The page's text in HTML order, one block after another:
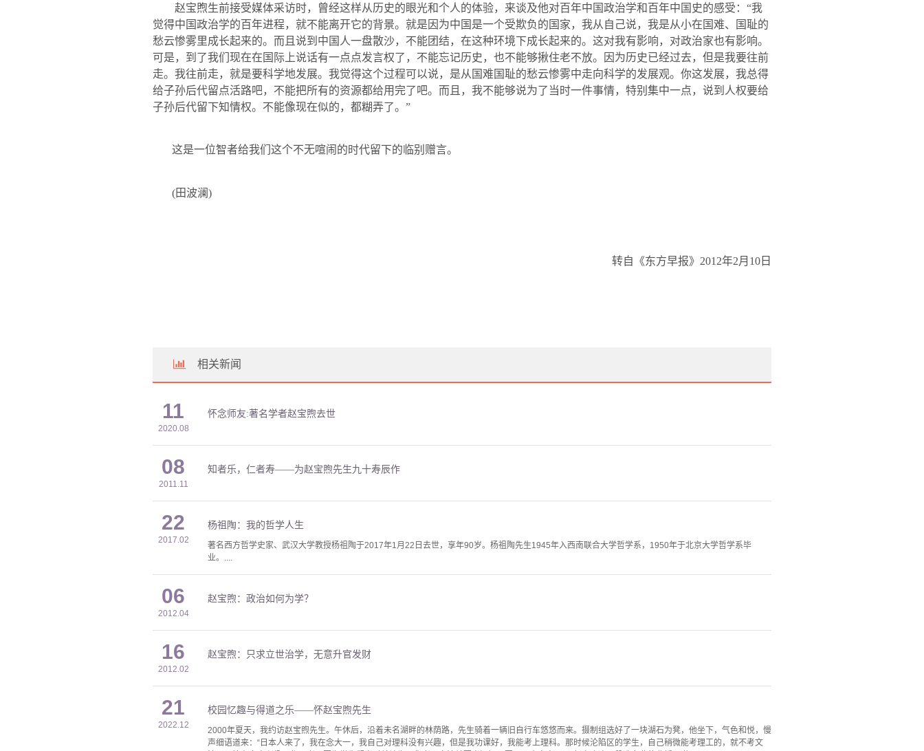
赵宝煦生前接受媒体采访时，曾经这样从历史的眼光和个人的体验，来谈及他对百年中国政治学和百年中国史的感受：“我
觉得中国政治学的百年进程，就不能离开它的背景。就是因为中国是一个受欺负的国家，我从自己说，我是从小在国难、国耻的
愁云惨雾里成长起来的。而且说到中国人一盘散沙，不能团结，在这种环境下成长起来的。这对我有影响，对政治家也有影响。
可是，到了我们现在在国际上说话有一点点发言权了，不能忘记历史，也不能够揪住老不放。因为历史已经过去，但是我要往前
走。我往前走，就是要科学地发展。我觉得这个过程可以说，是从国难国耻的愁云惨雾中走向科学的发展观。你这发展，我总得
给子孙后代留点活路吧，不能把所有的资源都给用完了吧。而且，我不能够说为了当时一件事情，特别集中一点，说到人权要给
子孙后代留下知情权。不能像现在似的，都糊弄了。”
这是一位智者给我们这个不无喧闹的时代留下的临别赠言。
(田波澜)
转自《东方早报》 2012年2月 10 日
相关新闻
11
2020.08
怀念师友:著名学者赵宝煦去世
08
2011.11
知者乐，仁者寿——为赵宝煦先生九十寿辰作
22
2017.02
杨祖陶：我的哲学人生
著名西方哲学史家、武汉大学教授杨祖陶于2017年1月22日去世，享年90岁。杨祖陶先生1945年入西南联合大学哲学系，1950年于北京大学哲学系毕
业。....
06
2012.04
赵宝煦：政治如何为学？
16
2012.02
赵宝煦：只求立世治学，无意升官发财
21
2022.12
校园忆趣与得道之乐——怀赵宝煦先生
2000年夏天，我约访赵宝煦先生。午休后，沿着未名湖畔的林荫路，先生骑着一辆旧自行车悠悠而来。摄制组选好了一块湖石为凳，他坐下，气色和悦，慢
声细语道来：“日本人来了，我在念大一，我自己对理科没有兴趣，但是我功课好，我能考上理科。那时候沦陷区的学生，自己稍微能考理工的，就不考文